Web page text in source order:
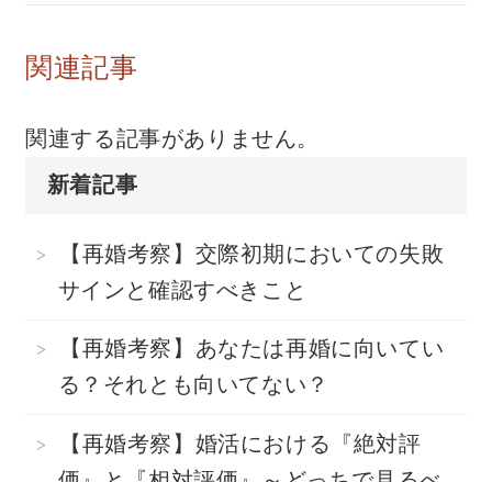
関連記事
関連する記事がありません。
新着記事
【再婚考察】交際初期においての失敗
サインと確認すべきこと
【再婚考察】あなたは再婚に向いてい
る？それとも向いてない？
【再婚考察】婚活における『絶対評